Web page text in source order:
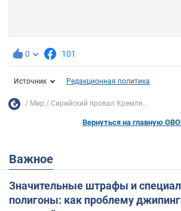
0 101
Источник Редакционная политика
Мир Сирийский провал Кремля...
Вернуться на главную
Важное
Значительные штрафы и
полигоны: как проблему